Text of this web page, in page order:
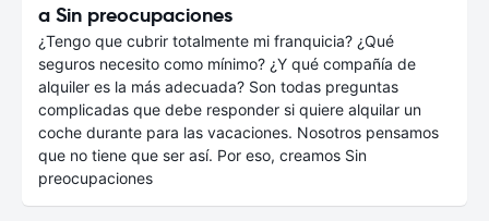
a Sin preocupaciones
¿Tengo que cubrir totalmente mi franquicia? ¿Qué
seguros necesito como mínimo? ¿Y qué compañía de
alquiler es la más adecuada? Son todas preguntas
complicadas que debe responder si quiere alquilar un
coche durante para las vacaciones. Nosotros pensamos
que no tiene que ser así. Por eso, creamos Sin
preocupaciones